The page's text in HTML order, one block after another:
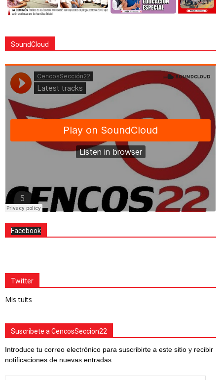
SoundCloud
Facebook
Twitter
Mis tuits
Suscríbete a CencosSeccion22
Introduce tu correo electrónico para suscribirte a este sitio y recibir
notificaciones de nuevas entradas.